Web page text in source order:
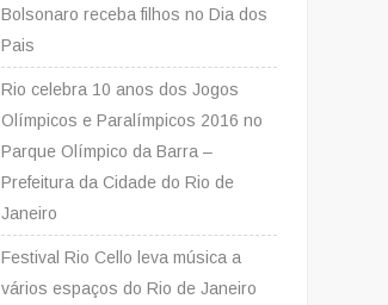
Bolsonaro receba filhos no Dia dos
Pais
Rio celebra 10 anos dos Jogos
Olímpicos e Paralímpicos 2016 no
Parque Olímpico da Barra –
Prefeitura da Cidade do Rio de
Janeiro
Festival Rio Cello leva música a
vários espaços do Rio de Janeiro